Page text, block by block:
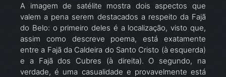
A imagem de satélite mostra dois aspectos que
valem a pena serem destacados a respeito da Fajã
do Belo: o primeiro deles é a localização, visto que,
assim como descreve poema, está exatamente
entre a Fajã da Caldeira do Santo Cristo (à esquerda)
e a Fajã dos Cubres (à direita). O segundo, na
verdade, é uma casualidade e provavelmente está